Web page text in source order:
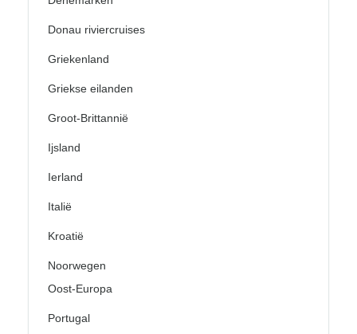
Donau riviercruises
Griekenland
Griekse eilanden
Groot-Brittannië
Ijsland
Ierland
Italië
Kroatië
Noorwegen
Oost-Europa
Portugal